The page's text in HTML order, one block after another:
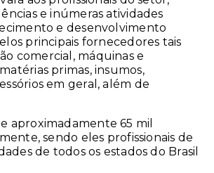
e inúmeras atividades
e desenvolvimento
principais fornecedores tais
comercial, máquinas e
primas, insumos,
em geral, além de
aproximadamente 65 mil
sendo eles profissionais de
de todos os estados do Brasil